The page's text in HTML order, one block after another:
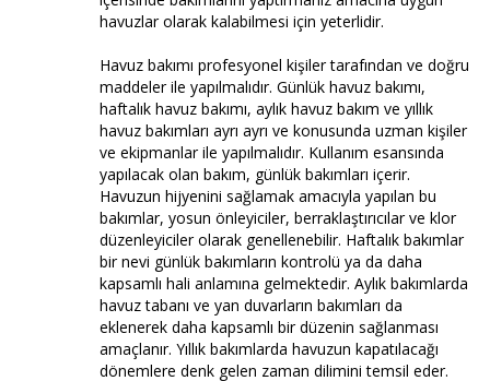
havuzlar olarak kalabilmesi için yeterlidir.
Havuz bakımı profesyonel kişiler tarafından ve doğru
maddeler ile yapılmalıdır. Günlük havuz bakımı,
haftalık havuz bakımı, aylık havuz bakım ve yıllık
havuz bakımları ayrı ayrı ve konusunda uzman kişiler
ve ekipmanlar ile yapılmalıdır. Kullanım esansında
yapılacak olan bakım, günlük bakımları içerir.
Havuzun hijyenini sağlamak amacıyla yapılan bu
bakımlar, yosun önleyiciler, berraklaştırıcılar ve klor
düzenleyiciler olarak genellenebilir. Haftalık bakımlar
bir nevi günlük bakımların kontrolü ya da daha
kapsamlı hali anlamına gelmektedir. Aylık bakımlarda
havuz tabanı ve yan duvarların bakımları da
eklenerek daha kapsamlı bir düzenin sağlanması
amaçlanır. Yıllık bakımlarda havuzun kapatılacağı
dönemlere denk gelen zaman dilimini temsil eder.